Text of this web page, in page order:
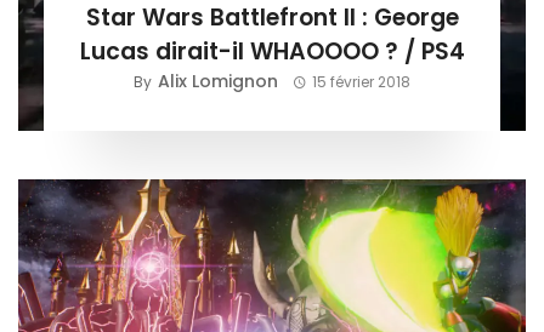
Star Wars Battlefront II : George
Lucas dirait-il WHAOOOO ? / PS4
By Alix Lomignon 15 février 2018